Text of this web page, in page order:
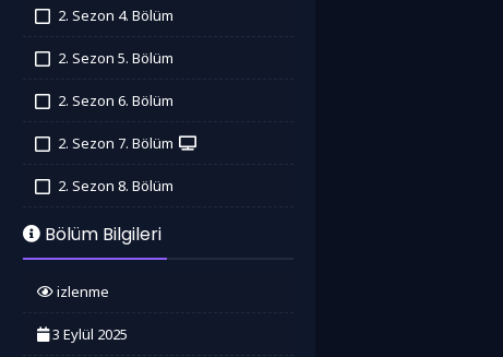
2. Sezon 4. Bölüm
2. Sezon 5. Bölüm
2. Sezon 6. Bölüm
2. Sezon 7. Bölüm
2. Sezon 8. Bölüm
Bölüm Bilgileri
izlenme
3 Eylül 2025